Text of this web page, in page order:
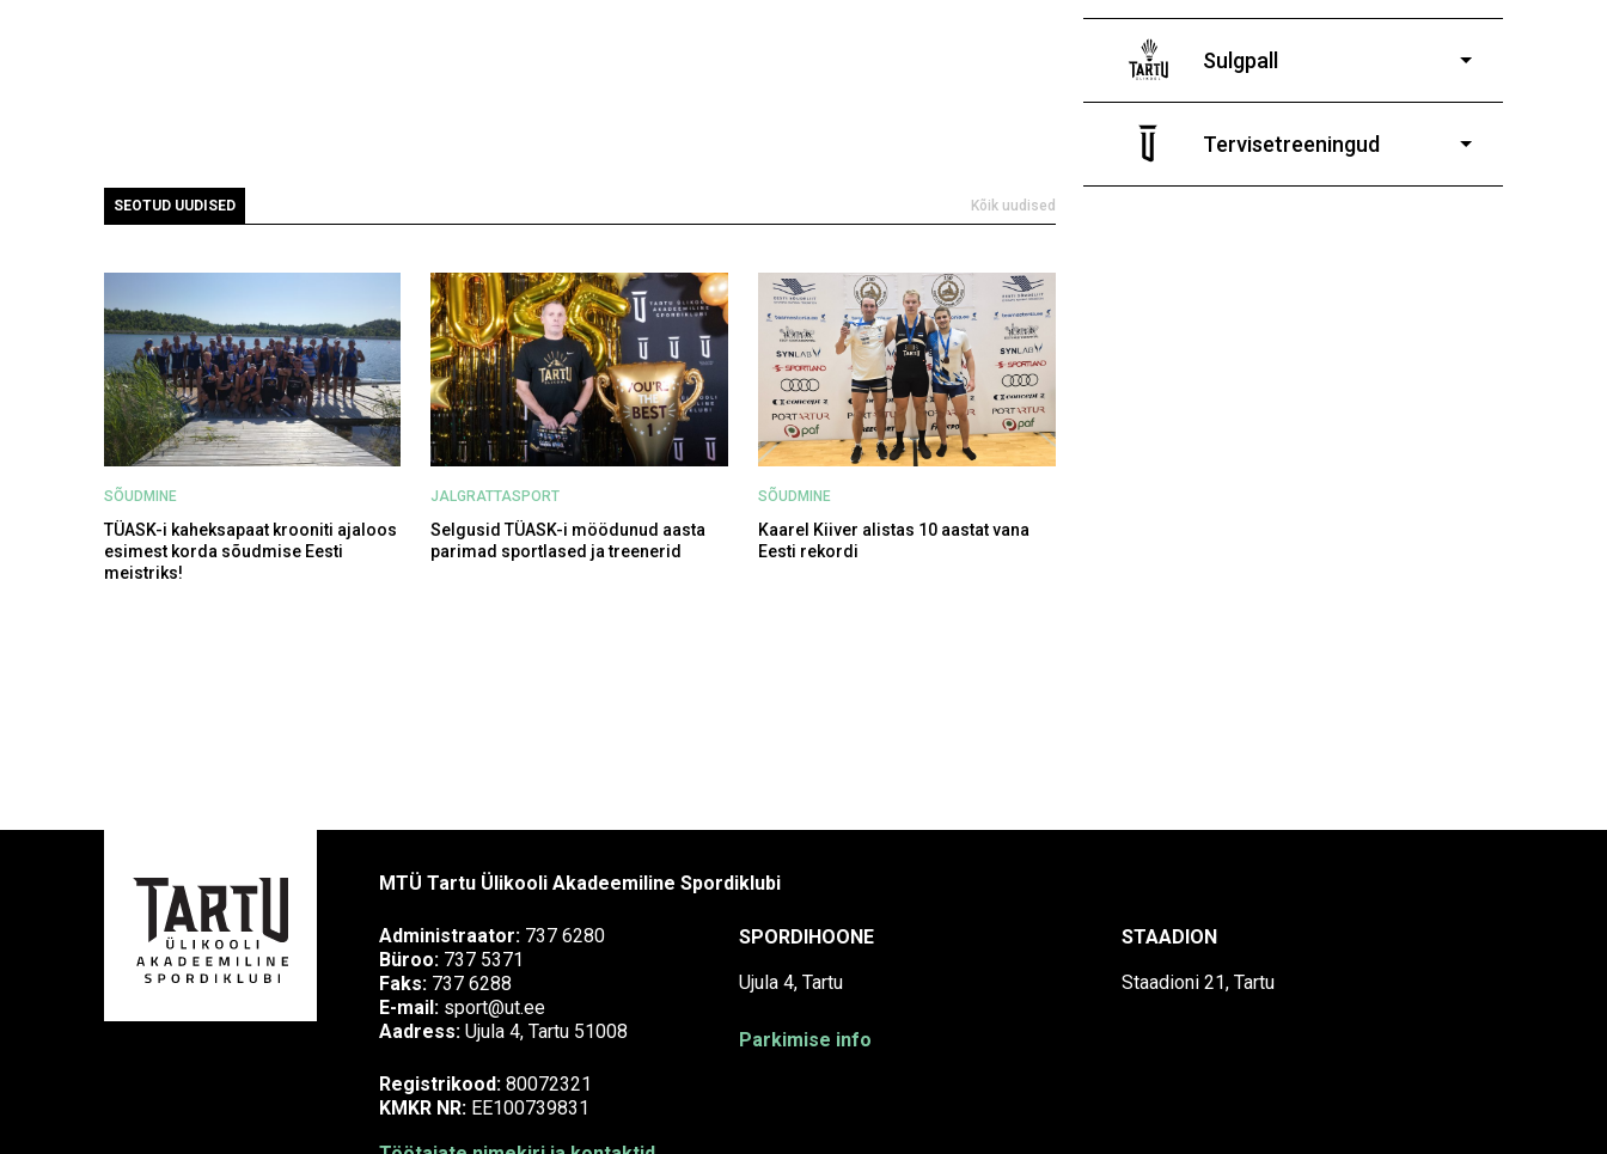
SEOTUD UUDISED Kõik uudised
SÕUDMINE
TÜASK-i kaheksapaat krooniti ajaloos
esimest korda sõudmise Eesti
meistriks!
JALGRATTASPORT
Selgusid TÜASK-i möödunud aasta
parimad sportlased ja treenerid
SÕUDMINE
Kaarel Kiiver alistas 10 aastat vana
Eesti rekordi
poistele ja tüdrukutele
Sulgpall
ja tüdrukuteleTervisetreeningud
MTÜ Tartu Ülikooli Akadeemiline Spordiklubi
Administraator: 737 6280
Büroo: 737 5371
Faks: 737 6288
E-mail: sport@ut.ee
Aadress: Ujula 4, Tartu 51008
Registrikood: 80072321
KMKR NR: EE100739831
SPORDIHOONE
Ujula 4, Tartu
Parkimise info
STAADION
Staadioni 21, Tartu